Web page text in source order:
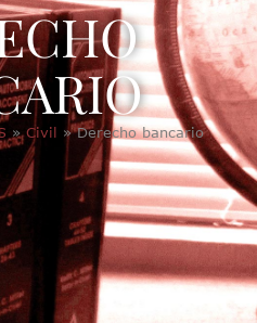
»Civil »Derecho bancario